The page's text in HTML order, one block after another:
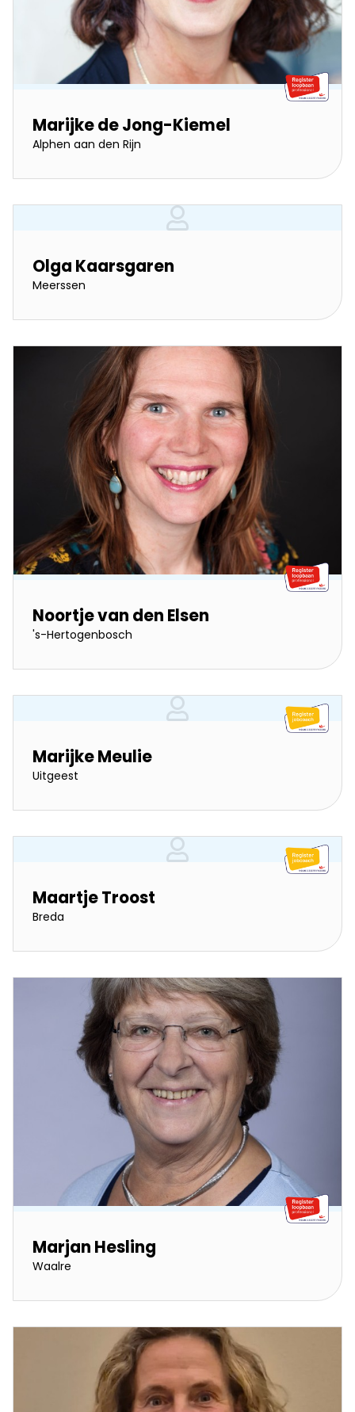
Marijke de Jong-Kiemel
Alphen aan den Rijn
Olga Kaarsgaren
Meerssen
Noortje van den Elsen
's-Hertogenbosch
Marijke Meulie
Uitgeest
Maartje Troost
Breda
Marjan Hesling
Waalre